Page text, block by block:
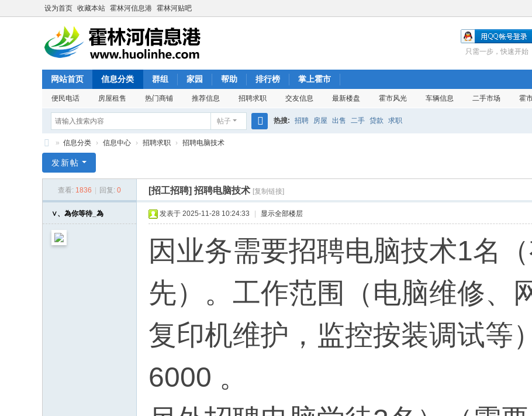
设为首页 收藏本站 霍林河信息港 霍林河贴吧
只需一步，快速开始
网站首页 信息分类 群组 家园 帮助 排行榜 掌上霍市
便民电话 房屋租售 热门商铺 推荐信息 招聘求职 交友信息 最新楼盘 霍市风光 车辆信息 二手市场 霍
帖子 热搜: 招聘 房屋 出售 二手 贷款 求职
林
» 信息分类 › 信息中心 › 招聘求职 › 招聘电脑技术
发新帖
查看: 1836 回复: 0 [招工招聘] 招聘电脑技术 [复制链接]
∨、為你等待_為 发表于 2025-11-28 10:24:33 显示全部楼层
因业务需要招聘电脑技术1名
先）。 工作范围（电脑维修、
复印机维护，监控按装调试等
6000 。